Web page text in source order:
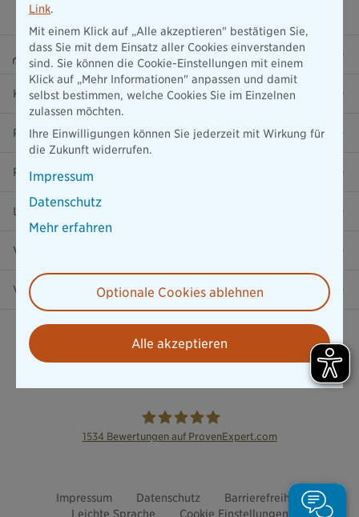
Beraterportal
Karriere
Presse
Ratgeber
Lob & Kritik
Versicherung in der Nähe
Vertrag widerrufen
1534 Bewertungen auf ProvenExpert.com
Impressum Datenschutz
Barrierefreiheit
Leichte Sprache
Cookie Einstellungen
Link.
Mit einem Klick auf „Alle akzeptieren" bestätigen Sie,
dass Sie mit dem Einsatz aller Cookies einverstanden
sind. Sie können die Cookie-Einstellungen mit einem
Klick auf „Mehr Informationen" anpassen und damit
selbst bestimmen, welche Cookies Sie im Einzelnen
zulassen möchten.
Ihre Einwilligungen können Sie jederzeit mit Wirkung für
die Zukunft widerrufen.
Impressum
Datenschutz
Mehr erfahren
Optionale Cookies ablehnen
Alle akzeptieren